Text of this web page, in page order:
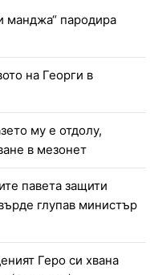
пародира
на Георги в
му е отдолу,
в мезонет
павета защити
глупав министър
Геро си хвана